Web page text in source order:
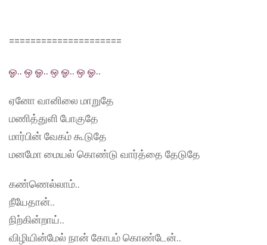
=====================
ஓ.. ஒ ஓ.. ஒ ஓ.. ஒ ஓ..
ஏனோ வானிலை மாறுதே
மணித்துளி போகுதே
மார்பின் வேகம் கூடுதே
மனமோ மையல் கொண்டு வார்த்தை தேடுதே
கண்ணெல்லாம்..
நீயேதான்..
நிற்கின்றாய்..
விழியின்மேல் நான் கோபம் கொண்டேன்..